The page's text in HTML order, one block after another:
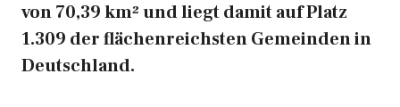
von 70,39 km² und liegt damit auf Platz
1.309 der flächenreichsten Gemeinden in
Deutschland.